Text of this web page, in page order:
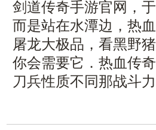
剑道传奇手游官网，
而是站在水潭边，热
屠龙大极品，看黑野
你会需要它．热血传
刀兵性质不同那战斗